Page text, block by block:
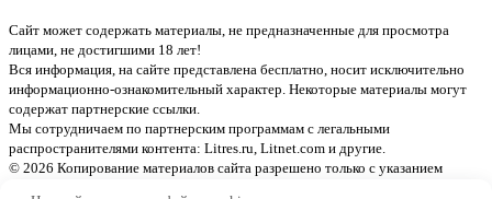
Сайт может содержать материалы, не предназначенные для просмотра
лицами, не достигшими 18 лет!
Вся информация, на сайте представлена бесплатно, носит исключительно
информационно-ознакомительный характер. Некоторые материалы могут
содержат партнерские ссылки.
Мы сотрудничаем по партнерским программам с легальными
распространителями контента: Litres.ru, Litnet.com и другие.
© 2026 Копирование материалов сайта разрешено только с указанием